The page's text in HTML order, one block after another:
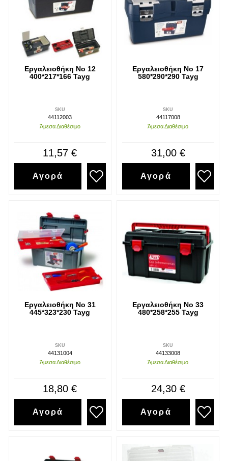
Εργαλειοθήκη Νο 12
400*217*166 Tayg
SKU
44112003
Άμεσα Διαθέσιμο
11,57 €
Αγορά
Εργαλειοθήκη Νο 17
580*290*290 Tayg
SKU
44117008
Άμεσα Διαθέσιμο
31,00 €
Αγορά
Εργαλειοθήκη Νο 31
445*323*230 Tayg
SKU
44131004
Άμεσα Διαθέσιμο
18,80 €
Αγορά
Εργαλειοθήκη Νο 33
480*258*255 Tayg
SKU
44133008
Άμεσα Διαθέσιμο
24,30 €
Αγορά